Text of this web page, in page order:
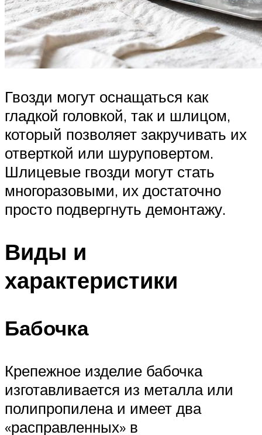
Гвозди могут оснащаться как
гладкой головкой, так и шлицом,
который позволяет закручивать их
отверткой или шуруповертом.
Шлицевые гвозди могут стать
многоразовыми, их достаточно
просто подвергнуть демонтажу.
Виды и
характеристики
Бабочка
Крепежное изделие бабочка
изготавливается из металла или
полипропилена и имеет два
«расправленных» в